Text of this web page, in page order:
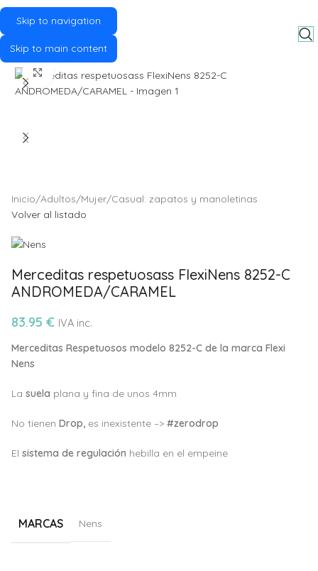
Skip to navigation
Skip to main content
Click to enlarge
Inicio/Adultos/Mujer/Casual: zapatos y manoletinas
Volver al listado
Merceditas respetuosass FlexiNens 8252-C
ANDROMEDA/CARAMEL
83.95 € IVA inc.
Merceditas Respetuosos modelo 8252-C de la marca Flexi
Nens
La suela plana y fina de unos 4mm
No tienen Drop, es inexistente –> #zerodrop
El sistema de regulación hebilla en el empeine
MARCAS Nens